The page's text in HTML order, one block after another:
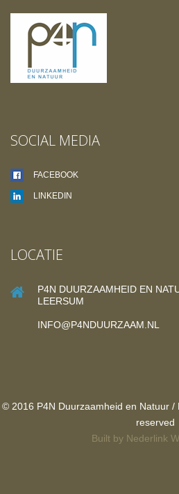
SOCIAL MEDIA
FACEBOOK
LINKEDIN
LOCATIE
P4N DUURZAAMHEID EN
LEERSUM
INFO@P4NDUURZAAM.NL
© 2016 P4N Duurzaamheid en Natuur /
reserved
Built by Nederlink